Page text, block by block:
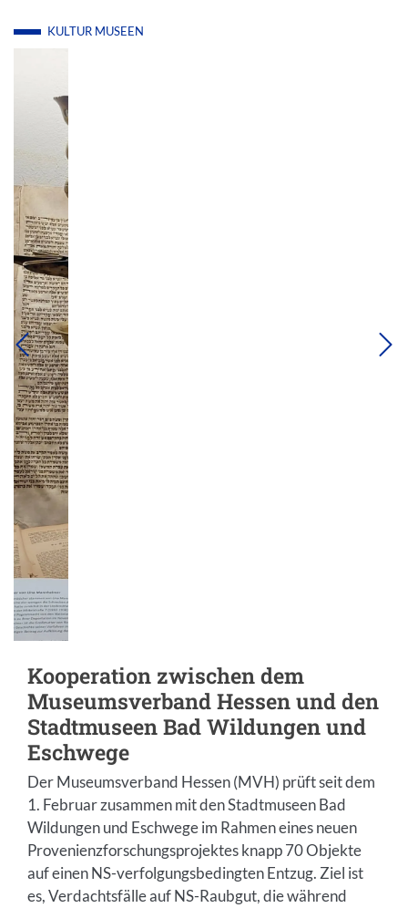
KULTUR MUSEEN
Kooperation zwischen dem
Museumsverband Hessen und den
Stadtmuseen Bad Wildungen und
Eschwege
Der Museumsverband Hessen (MVH) prüft seit dem
1. Februar zusammen mit den Stadtmuseen Bad
Wildungen und Eschwege im Rahmen eines neuen
Provenienzforschungsprojektes knapp 70 Objekte
auf einen NS-verfolgungsbedingten Entzug. Ziel ist
es, Verdachtsfälle auf NS-Raubgut, die während